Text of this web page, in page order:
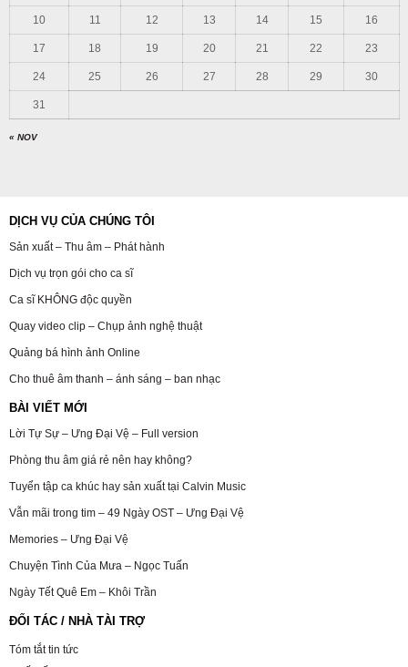
« NOV
10 11 12 13 14 15 16
17 18 19 20 21 22 23
24 25 26 27 28 29 30
31
DỊCH VỤ CỦA CHÚNG TÔI
Sản xuất – Thu âm – Phát hành
Dịch vụ trọn gói cho ca sĩ
Ca sĩ KHÔNG độc quyền
Quay video clip – Chụp ảnh nghệ thuật
Quảng bá hình ảnh Online
Cho thuê âm thanh – ánh sáng – ban nhạc
BÀI VIẾT MỚI
Lời Tự Sự – Ưng Đại Vệ – Full version
Phòng thu âm giá rẻ nên hay không?
Tuyển tập ca khúc hay sản xuất tại Calvin Music
Vẫn mãi trong tim – 49 Ngày OST – Ưng Đại Vệ
Memories – Ưng Đại Vệ
Chuyện Tình Của Mưa – Ngọc Tuấn
Ngày Tết Quê Em – Khôi Trần
ĐỐI TÁC / NHÀ TÀI TRỢ
Tóm tắt tin tức